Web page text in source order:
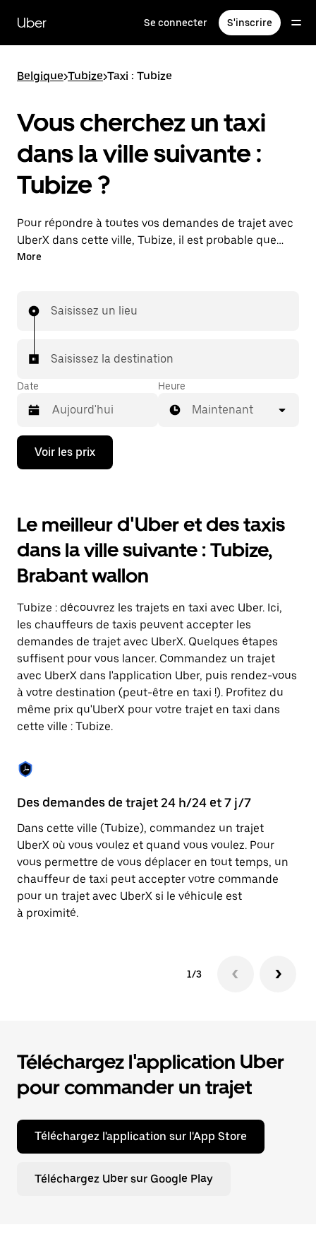
contenu
principal
Uber Se connecter S'inscrire
Belgique>Tubize>Taxi : Tubize
Vous cherchez un taxi
dans la ville suivante :
Tubize ?
Pour répondre à toutes vos demandes de trajet avec
UberX dans cette ville, Tubize, il est probable que
nous vous mettions en relation avec un chauffeur de
même disponibilité (24 h/24 et 7/j) qu'avec UberX.
More
Saisissez un lieu
Saisissez la destination
Date
Appuyez
la
bas
pour
ouvrir
le
calendrier
et
une
date.
Appuyez
sur
la
touche
Échap
pour
fermer
le
Heure
Maintenant
Voir les prix
Le meilleur d'Uber et des taxis
dans la ville suivante : Tubize,
Brabant wallon
Tubize : découvrez les trajets en taxi avec Uber. Ici,
les chauffeurs de taxis peuvent accepter les
demandes de trajet avec UberX. Quelques étapes
suffisent pour vous lancer. Commandez un trajet
avec UberX dans l'application Uber, puis rendez-vous
à votre destination (peut-être en taxi !). Profitez du
même prix qu'UberX pour votre trajet en taxi dans
cette ville : Tubize.
Des demandes de trajet 24 h/24 et 7 j/7
Dans cette ville (Tubize), commandez un trajet
UberX où vous voulez et quand vous voulez. Pour
vous permettre de vous déplacer en tout temps, un
chauffeur de taxi peut accepter votre commande
pour un trajet avec UberX si le véhicule est
à proximité.
1/3
Téléchargez l'application Uber
pour commander un trajet
Téléchargez l'application sur l'App Store
Téléchargez Uber sur Google Play